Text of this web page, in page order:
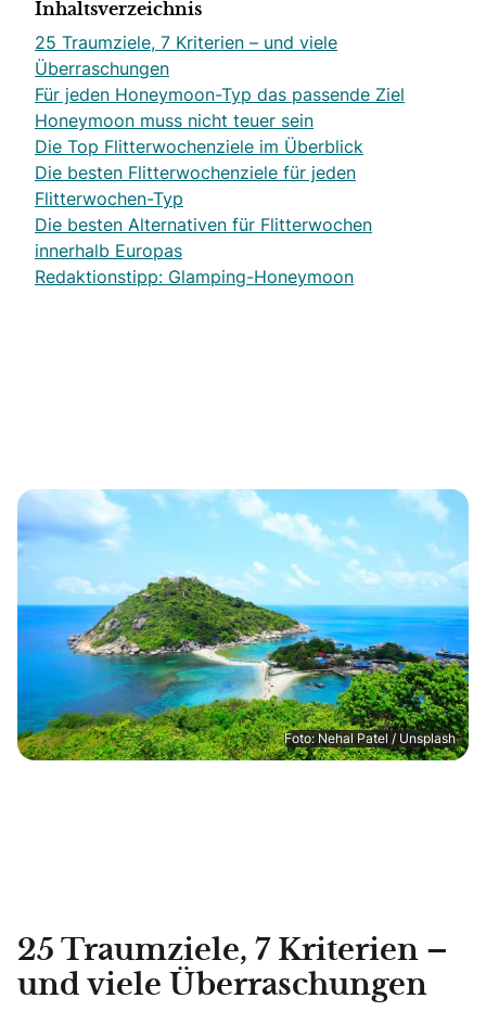
Inhaltsverzeichnis
25 Traumziele, 7 Kriterien – und viele
Überraschungen
Für jeden Honeymoon-Typ das passende Ziel
Honeymoon muss nicht teuer sein
Die Top Flitterwochenziele im Überblick
Die besten Flitterwochenziele für jeden
Flitterwochen-Typ
Die besten Alternativen für Flitterwochen
innerhalb Europas
Redaktionstipp: Glamping-Honeymoon
Foto: Nehal Patel / Unsplash
25 Traumziele, 7 Kriterien –
und viele Überraschungen